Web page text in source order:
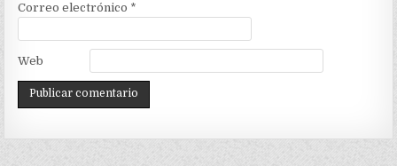
Correo electrónico *
Web